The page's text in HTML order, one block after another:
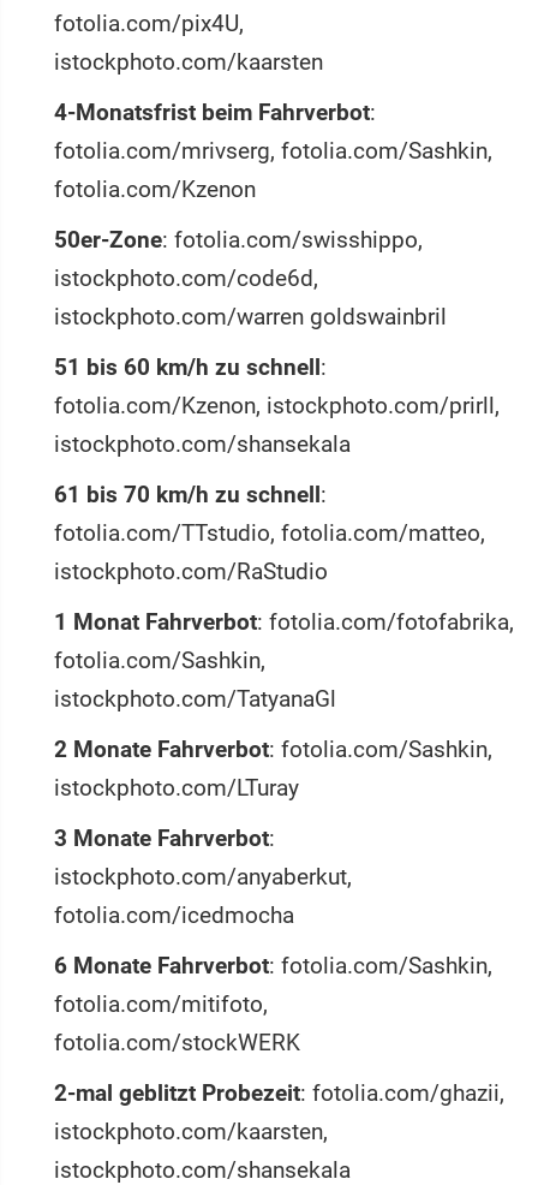
fotolia.com/pix4U,
istockphoto.com/kaarsten
4-Monatsfrist beim Fahrverbot:
fotolia.com/mrivserg, fotolia.com/Sashkin,
fotolia.com/Kzenon
50er-Zone: fotolia.com/swisshippo,
istockphoto.com/code6d,
istockphoto.com/warren goldswainbril
51 bis 60 km/h zu schnell:
fotolia.com/Kzenon, istockphoto.com/prirll,
istockphoto.com/shansekala
61 bis 70 km/h zu schnell:
fotolia.com/TTstudio, fotolia.com/matteo,
istockphoto.com/RaStudio
1 Monat Fahrverbot: fotolia.com/fotofabrika,
fotolia.com/Sashkin,
istockphoto.com/TatyanaGl
2 Monate Fahrverbot: fotolia.com/Sashkin,
istockphoto.com/LTuray
3 Monate Fahrverbot:
istockphoto.com/anyaberkut,
fotolia.com/icedmocha
6 Monate Fahrverbot: fotolia.com/Sashkin,
fotolia.com/mitifoto,
fotolia.com/stockWERK
2-mal geblitzt Probezeit: fotolia.com/ghazii,
istockphoto.com/kaarsten,
istockphoto.com/shansekala